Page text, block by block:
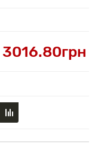
3016.80грн